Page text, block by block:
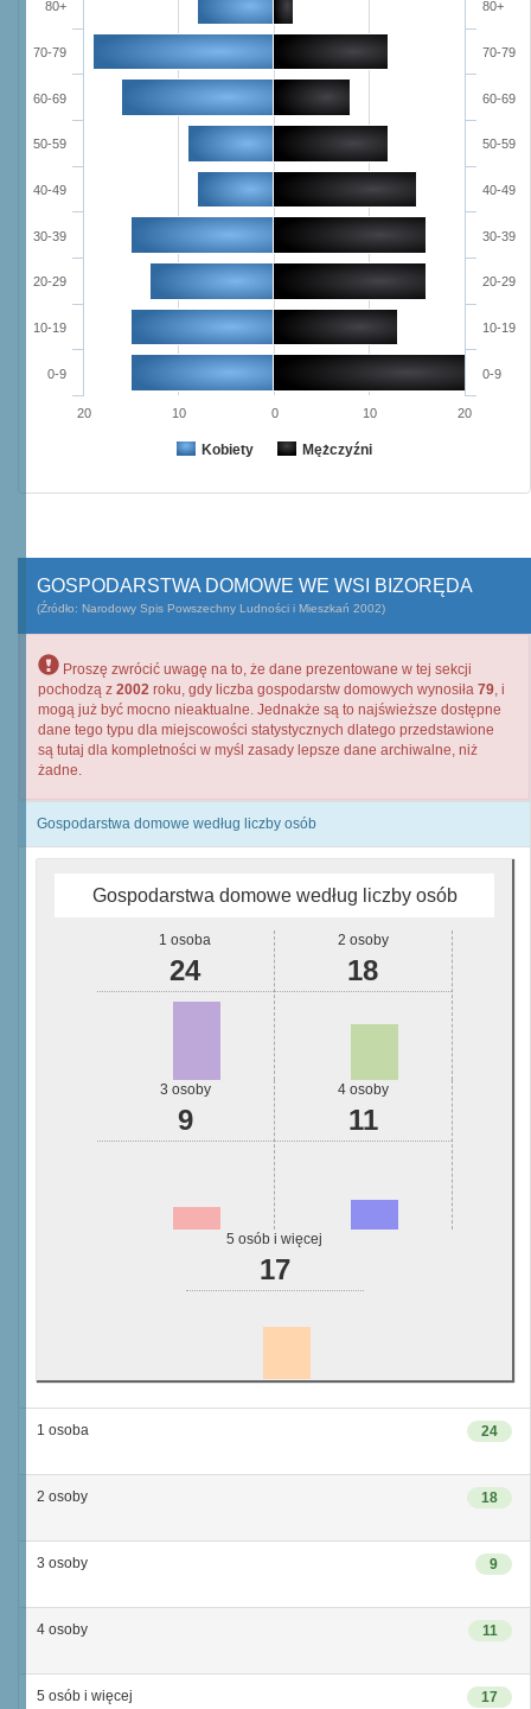
Kobiety Mężczyźni
0-9
10-19
20-29
30-39
40-49
50-59
60-69
70-79
80+
0-9
10-19
20-29
30-39
40-49
50-59
60-69
70-79
80+
20 10 0 10 20
GOSPODARSTWA DOMOWE WE WSI BIZORĘDA
(Źródło: Narodowy Spis Powszechny Ludności i Mieszkań 2002)
Proszę zwrócić uwagę na to, że dane prezentowane w tej sekcji
pochodzą z 2002 roku, gdy liczba gospodarstw domowych wynosiła 79, i
mogą już być mocno nieaktualne. Jednakże są to najświeższe dostępne
dane tego typu dla miejscowości statystycznych dlatego przedstawione
są tutaj dla kompletności w myśl zasady lepsze dane archiwalne, niż
żadne.
Gospodarstwa domowe według liczby osób
Gospodarstwa domowe według liczby osób
1 osoba
24
2 osoby
18
3 osoby
9
4 osoby
11
5 osób i więcej
17
24
1 osoba
18
2 osoby
9
3 osoby
11
4 osoby
17
5 osób i więcej